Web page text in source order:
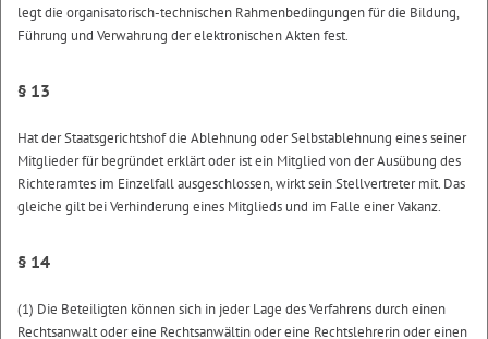
legt die organisatorisch-technischen Rahmenbedingungen für die Bildung,
Führung und Verwahrung der elektronischen Akten fest.
§ 13
Hat der Staatsgerichtshof die Ablehnung oder Selbstablehnung eines seiner
Mitglieder für begründet erklärt oder ist ein Mitglied von der Ausübung des
Richteramtes im Einzelfall ausgeschlossen, wirkt sein Stellvertreter mit. Das
gleiche gilt bei Verhinderung eines Mitglieds und im Falle einer Vakanz.
§ 14
(1) Die Beteiligten können sich in jeder Lage des Verfahrens durch einen
Rechtsanwalt oder eine Rechtsanwältin oder eine Rechtslehrerin oder einen